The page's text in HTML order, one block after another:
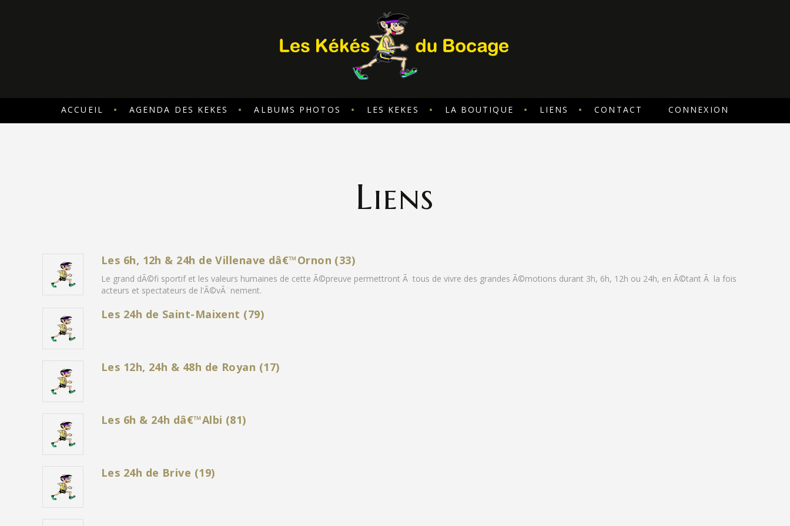
ACCUEIL AGENDA DES KEKES ALBUMS PHOTOS LES KEKES LA BOUTIQUE LIENS CONTACT CONNEXION
Liens
Les 6h, 12h & 24h de Villenave dâ€™Ornon (33)
Le grand dÃ©fi sportif et les valeurs humaines de cette Ã©preuve permettront Ã tous de vivre des grandes Ã©motions durant 3h, 6h, 12h ou 24h, en Ã©tant Ã la fois
acteurs et spectateurs de l'Ã©vÃ¨nement.
Les 24h de Saint-Maixent (79)
Les 12h, 24h & 48h de Royan (17)
Les 6h & 24h dâ€™Albi (81)
Les 24h de Brive (19)